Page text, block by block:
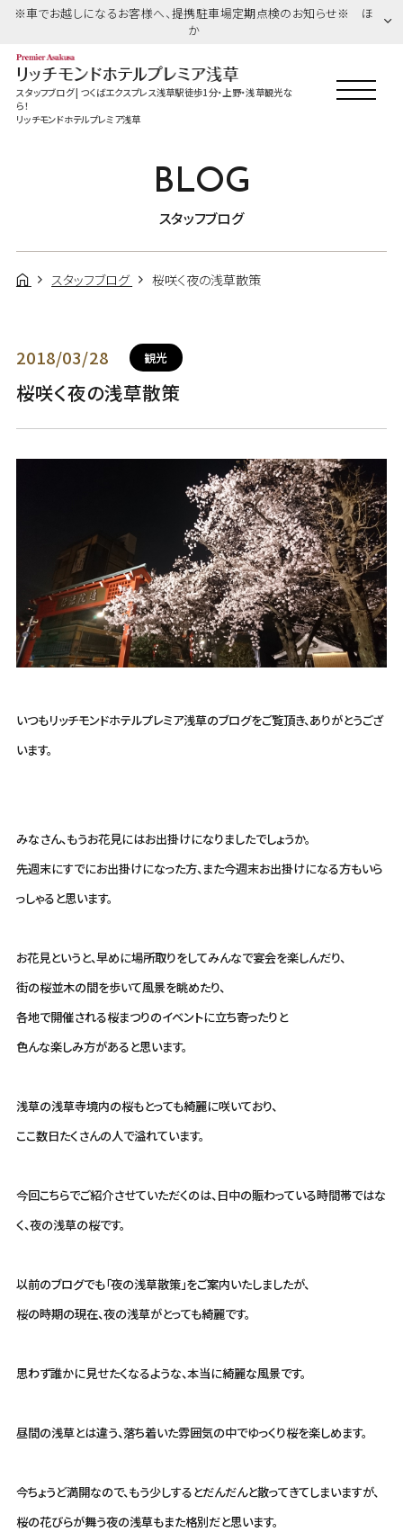
※車でお越しになるお客様へ、提携駐車場定期点検のお知らせ※ ほ
か
スタッフブログ | つくばエクスプレス浅草駅徒歩1分・上野・浅草観光な
ら！
リッチモンドホテルプレミア浅草
BLOG
スタッフブログ
スタッフブログ 桜咲く夜の浅草散策
2018/03/28 観光
桜咲く夜の浅草散策
いつもリッチモンドホテルプレミア浅草のブログをご覧頂き、ありがとうござ
います。
みなさん、もうお花見にはお出掛けになりましたでしょうか。
先週末にすでにお出掛けになった方、また今週末お出掛けになる方もいら
っしゃると思います。
お花見というと、早めに場所取りをしてみんなで宴会を楽しんだり、
街の桜並木の間を歩いて風景を眺めたり、
各地で開催される桜まつりのイベントに立ち寄ったりと
色んな楽しみ方があると思います。
浅草の浅草寺境内の桜もとっても綺麗に咲いており、
ここ数日たくさんの人で溢れています。
今回こちらでご紹介させていただくのは、日中の賑わっている時間帯ではな
く、夜の浅草の桜です。
以前のブログでも「夜の浅草散策」をご案内いたしましたが、
桜の時期の現在、夜の浅草がとっても綺麗です。
思わず誰かに見せたくなるような、本当に綺麗な風景です。
昼間の浅草とは違う、落ち着いた雰囲気の中でゆっくり桜を楽しめます。
今ちょうど満開なので、もう少しするとだんだんと散ってきてしまいますが、
桜の花びらが舞う夜の浅草もまた格別だと思います。